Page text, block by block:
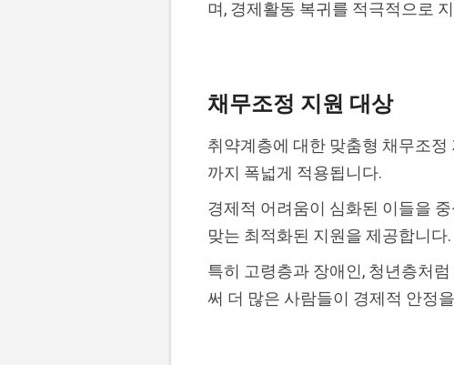
며, 경제활동 복귀를 적극적으로
채무조정 지원 대상
취약계층에 대한 맞춤형 채무조정
까지 폭넓게 적용됩니다.
경제적 어려움이 심화된 이들을
맞는 최적화된 지원을 제공합니다.
특히 고령층과 장애인, 청년층처
써 더 많은 사람들이 경제적 안정